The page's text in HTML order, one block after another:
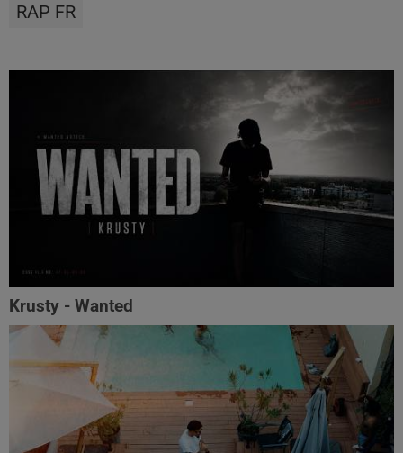
RAP FR
Krusty - Wanted